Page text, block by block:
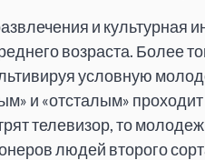
и
возраста. Более
условную
и «отсталым»
телевизор, то
людей второго